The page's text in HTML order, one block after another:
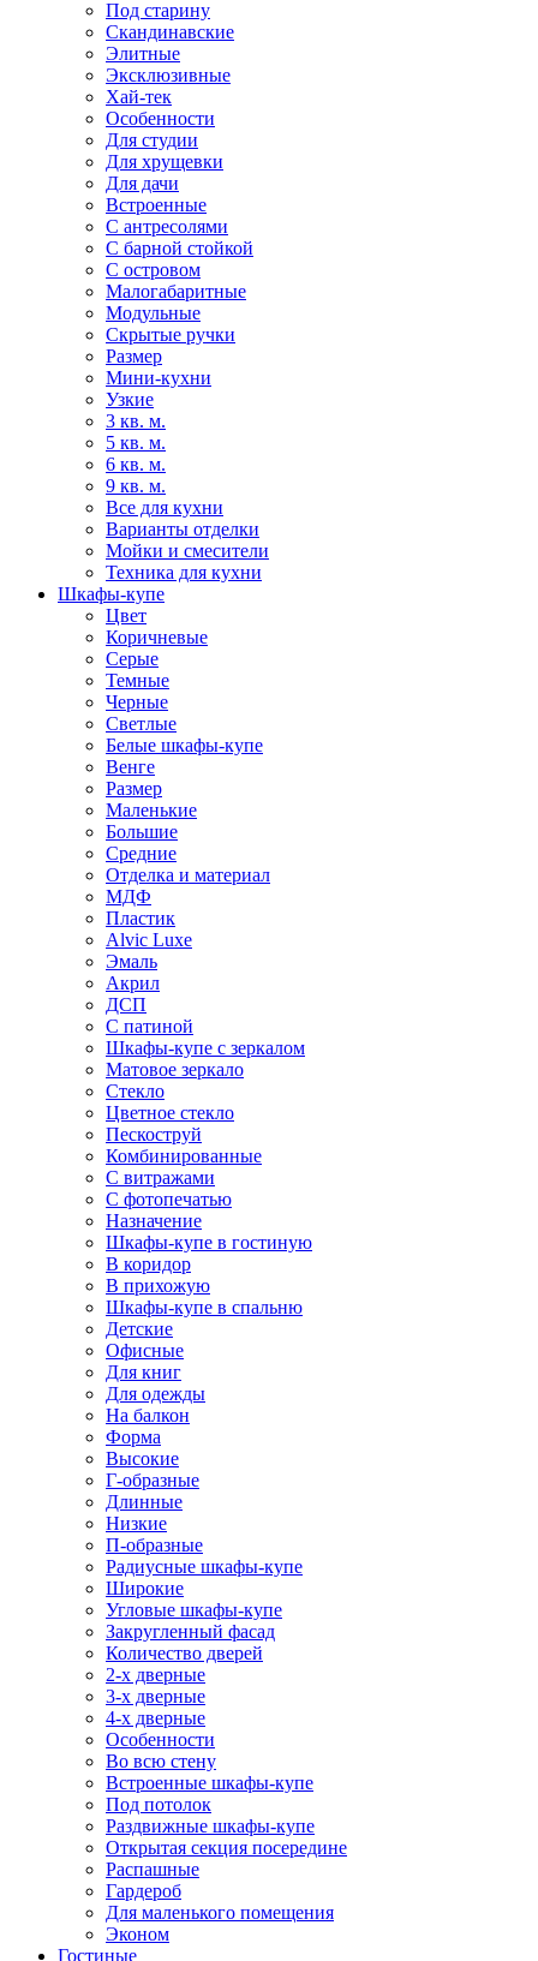
Под старину
Скандинавские
Элитные
Эксклюзивные
Хай-тек
Особенности
Для студии
Для хрущевки
Для дачи
Встроенные
С антресолями
С барной стойкой
С островом
Малогабаритные
Модульные
Скрытые ручки
Размер
Мини-кухни
Узкие
3 кв. м.
5 кв. м.
6 кв. м.
9 кв. м.
Все для кухни
Варианты отделки
Мойки и смесители
Техника для кухни
Шкафы-купе
Цвет
Коричневые
Серые
Темные
Черные
Светлые
Белые шкафы-купе
Венге
Размер
Маленькие
Большие
Средние
Отделка и материал
МДФ
Пластик
Alvic Luxe
Эмаль
Акрил
ДСП
С патиной
Шкафы-купе с зеркалом
Матовое зеркало
Стекло
Цветное стекло
Пескоструй
Комбинированные
С витражами
С фотопечатью
Назначение
Шкафы-купе в гостиную
В коридор
В прихожую
Шкафы-купе в спальню
Детские
Офисные
Для книг
Для одежды
На балкон
Форма
Высокие
Г-образные
Длинные
Низкие
П-образные
Радиусные шкафы-купе
Широкие
Угловые шкафы-купе
Закругленный фасад
Количество дверей
2-х дверные
3-х дверные
4-х дверные
Особенности
Во всю стену
Встроенные шкафы-купе
Под потолок
Раздвижные шкафы-купе
Открытая секция посередине
Распашные
Гардероб
Для маленького помещения
Эконом
Гостиные